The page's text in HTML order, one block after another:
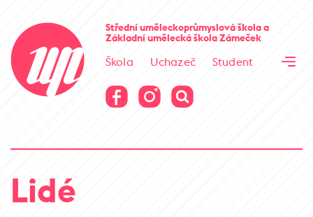
Střední uměleckoprůmyslová školaa
Základní umělecká školaZámeček
Škola Uchazeč
Student
Virtuální prohlídka
Virtuální prohlídka
Lidé